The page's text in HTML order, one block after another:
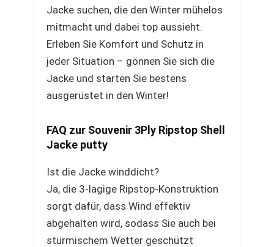
Jacke suchen, die den Winter mühelos
mitmacht und dabei top aussieht.
Erleben Sie Komfort und Schutz in
jeder Situation – gönnen Sie sich die
Jacke und starten Sie bestens
ausgerüstet in den Winter!
FAQ zur Souvenir 3Ply Ripstop Shell
Jacke putty
Ist die Jacke winddicht?
Ja, die 3-lagige Ripstop-Konstruktion
sorgt dafür, dass Wind effektiv
abgehalten wird, sodass Sie auch bei
stürmischem Wetter geschützt